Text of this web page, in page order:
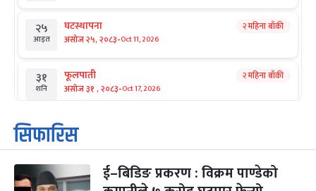
२५
आइत
घटस्थापना
असोज २५, २०८३-Oct 11, 2026
२ महिना बाँकी
३१
शनि
फूलपाती
असोज ३१ , २०८३-Oct 17, 2026
२ महिना बाँकी
१
आइत
कार्तिक सङ्क्रान्ति
कार्तिक १, २०८३
३
मंगल
महानवमी
कार्तिक ३, २०८३ Oct 20, 2026
२ महिना बाँकी
सिफारिस
ई–बिडिङ प्रकरण : विक्रम पाण्डेको